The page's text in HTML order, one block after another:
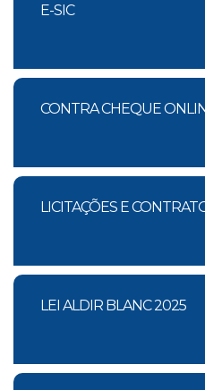
E-SIC
CONTRA CHEQUE
LICITAÇÕES E
LEI ALDIR BLANC 2025